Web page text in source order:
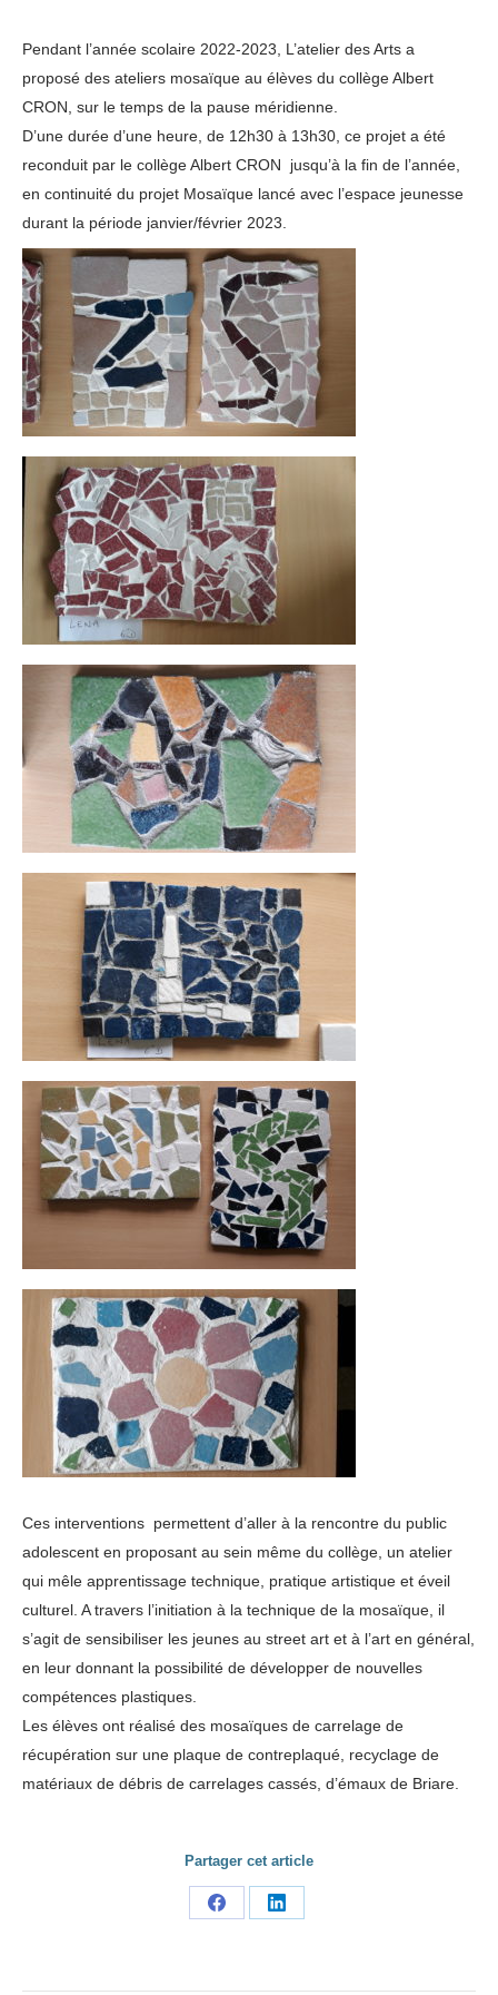
Pendant l’année scolaire 2022-2023, L’atelier des Arts a
proposé des ateliers mosaïque au élèves du collège Albert
CRON, sur le temps de la pause méridienne.
D’une durée d’une heure, de 12h30 à 13h30, ce projet a été
reconduit par le collège Albert CRON jusqu’à la fin de l’année,
en continuité du projet Mosaïque lancé avec l’espace jeunesse
durant la période janvier/février 2023.
Ces interventions permettent d’aller à la rencontre du public
adolescent en proposant au sein même du collège, un atelier
qui mêle apprentissage technique, pratique artistique et éveil
culturel. A travers l’initiation à la technique de la mosaïque, il
s’agit de sensibiliser les jeunes au street art et à l’art en général,
en leur donnant la possibilité de développer de nouvelles
compétences plastiques.
Les élèves ont réalisé des mosaïques de carrelage de
récupération sur une plaque de contreplaqué, recyclage de
matériaux de débris de carrelages cassés, d’émaux de Briare.
Partager cet article
Share
Share